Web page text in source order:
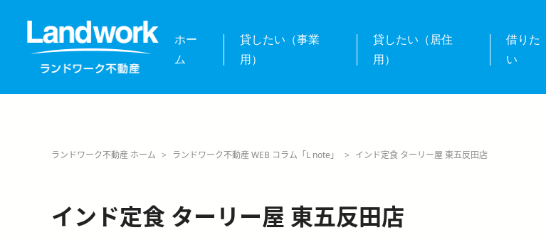
ホー
ム
貸したい（事業
用）
貸したい（居住
用）
借りた
い
ランドワーク不動産 ホーム > ランドワーク不動産 WEB コラム「L note」 > インド定食 ターリー屋 東五反田店
インド定食 ターリー屋 東五反田店